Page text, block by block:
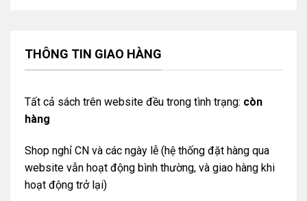
THÔNG TIN GIAO HÀNG
Tất cả sách trên website đều trong tình trạng: còn
hàng
Shop nghỉ CN và các ngày lễ (hệ thống đặt hàng qua
website vẫn hoạt động bình thường, và giao hàng khi
hoạt động trở lại)